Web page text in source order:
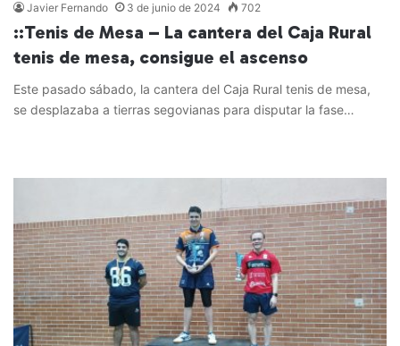
Javier Fernando 3 de junio de 2024 702
::Tenis de Mesa – La cantera del Caja Rural
tenis de mesa, consigue el ascenso
Este pasado sábado, la cantera del Caja Rural tenis de mesa,
se desplazaba a tierras segovianas para disputar la fase…